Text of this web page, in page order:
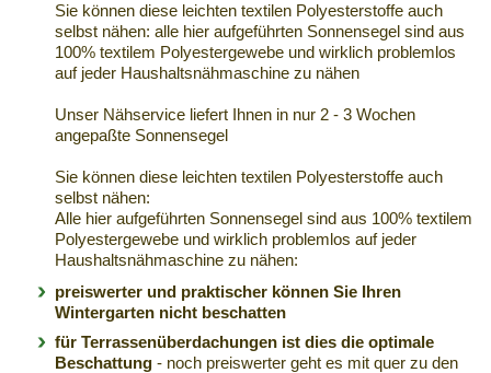
Sie können diese leichten textilen Polyesterstoffe auch
selbst nähen: alle hier aufgeführten Sonnensegel sind aus
100% textilem Polyestergewebe und wirklich problemlos
auf jeder Haushaltsnähmaschine zu nähen
Unser Nähservice liefert Ihnen in nur 2 - 3 Wochen
angepaßte Sonnensegel
Sie können diese leichten textilen Polyesterstoffe auch
selbst nähen:
Alle hier aufgeführten Sonnensegel sind aus 100% textilem
Polyestergewebe und wirklich problemlos auf jeder
Haushaltsnähmaschine zu nähen:
preiswerter und praktischer können Sie Ihren
Wintergarten nicht beschatten
für Terrassenüberdachungen ist dies die optimale
Beschattung - noch preiswerter geht es mit quer zu den